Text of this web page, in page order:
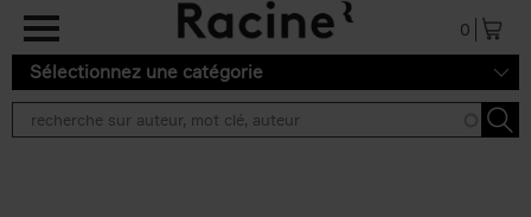
Aller au contenu principal
0
Sélectionnez une catégorie